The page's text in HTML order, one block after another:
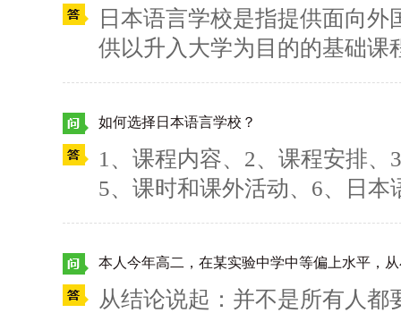
日本语言学校是指提供面向
供以升入大学为目的的基础课
校，除了普通日语以外，还准
可以应征。出入境在留管理厅
本语言学校的一览，刊登了
语言学校有可能不能申请留
是否在名单上之后再申请。有
GU项目，还有哪些是你想了
如何选择日本语言学校？
1、课程内容、2、课程安排
5、课时和课外活动、6、日
人数与教员学生比率、8、基
你想了解的呢？请多多咨询柠
从结论说起：并不是所有人都